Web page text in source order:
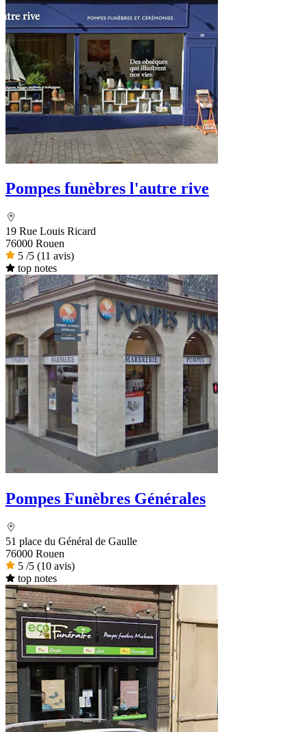
Pompes funèbres l'autre rive
19 Rue Louis Ricard
76000 Rouen
5 /5 (11 avis)
top notes
Pompes Funèbres Générales
51 place du Général de Gaulle
76000 Rouen
5 /5 (10 avis)
top notes